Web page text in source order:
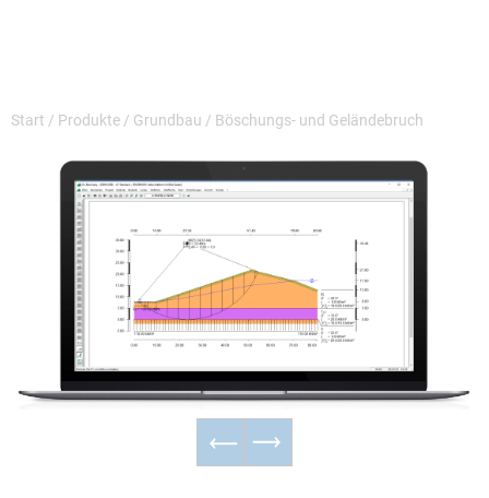
Start / Produkte / Grundbau / Böschungs- und Geländebruch